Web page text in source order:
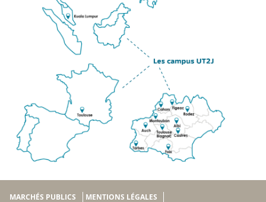
MARCHÉS PUBLICS MENTIONS LÉGALES